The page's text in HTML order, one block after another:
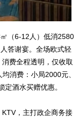
（6-12人）低消2580
答谢宴。全场欧式轻
费全程透明，仅收取
消费：小局2000元、
酒水买赠优惠。
，主打政企商务接